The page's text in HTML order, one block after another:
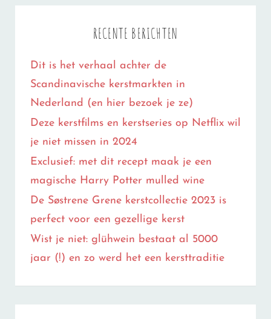
BETOVERENDE
POTTER
KERSTKOOKBOEK
RECENTE BERICHTEN
Dit is het verhaal achter de
Scandinavische kerstmarkten in
Nederland (en hier bezoek je ze)
Deze kerstfilms en kerstseries op Netflix wil
je niet missen in 2024
Exclusief: met dit recept maak je een
magische Harry Potter mulled wine
De Søstrene Grene kerstcollectie 2023 is
perfect voor een gezellige kerst
Wist je niet: glühwein bestaat al 5000
jaar (!) en zo werd het een kersttraditie